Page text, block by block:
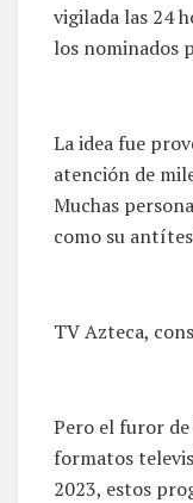
vigilada las 24
los nominados
La idea fue
atención de
Muchas
como su
TV Azteca,
Pero el furor de
formatos
2023, estos